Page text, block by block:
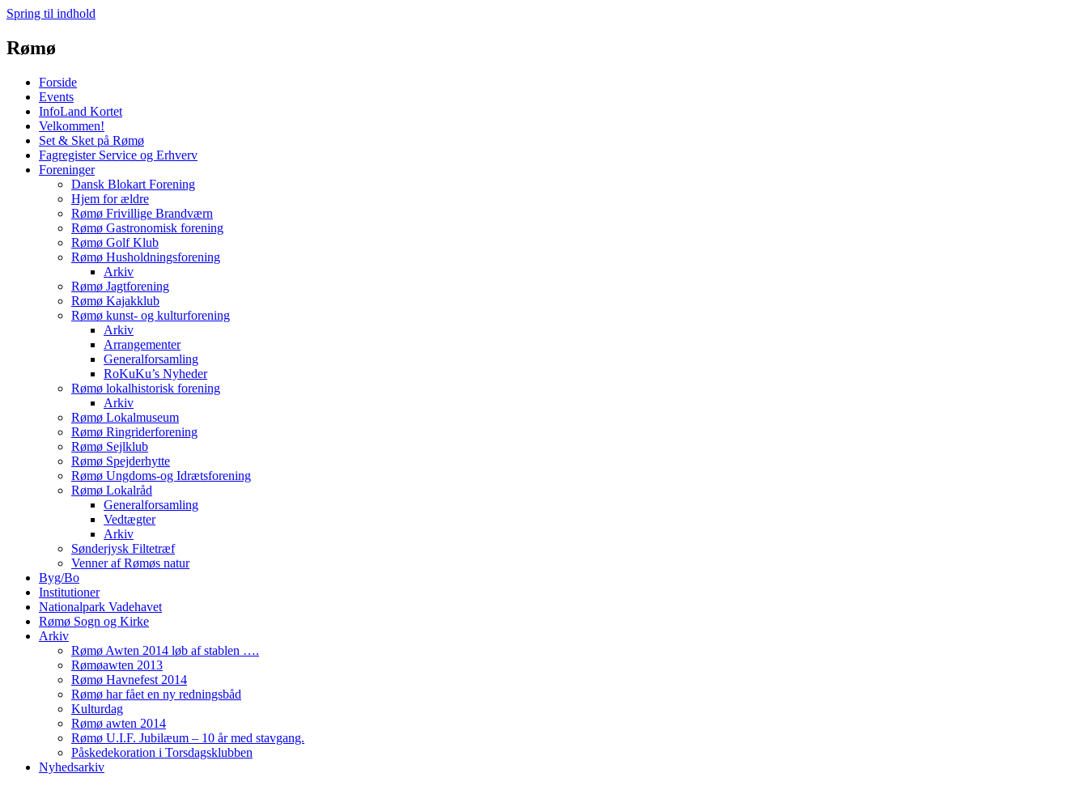
Spring til indhold
Rømø
Forside
Events
InfoLand Kortet
Velkommen!
Set & Sket på Rømø
Fagregister Service og Erhverv
Foreninger
Dansk Blokart Forening
Hjem for ældre
Rømø Frivillige Brandværn
Rømø Gastronomisk forening
Rømø Golf Klub
Rømø Husholdningsforening
Arkiv
Rømø Jagtforening
Rømø Kajakklub
Rømø kunst- og kulturforening
Arkiv
Arrangementer
Generalforsamling
RoKuKu’s Nyheder
Rømø lokalhistorisk forening
Arkiv
Rømø Lokalmuseum
Rømø Ringriderforening
Rømø Sejlklub
Rømø Spejderhytte
Rømø Ungdoms-og Idrætsforening
Rømø Lokalråd
Generalforsamling
Vedtægter
Arkiv
Sønderjysk Filtetræf
Venner af Rømøs natur
Byg/Bo
Institutioner
Nationalpark Vadehavet
Rømø Sogn og Kirke
Arkiv
Rømø Awten 2014 løb af stablen ….
Rømøawten 2013
Rømø Havnefest 2014
Rømø har fået en ny redningsbåd
Kulturdag
Rømø awten 2014
Rømø U.I.F. Jubilæum – 10 år med stavgang.
Påskedekoration i Torsdagsklubben
Nyhedsarkiv